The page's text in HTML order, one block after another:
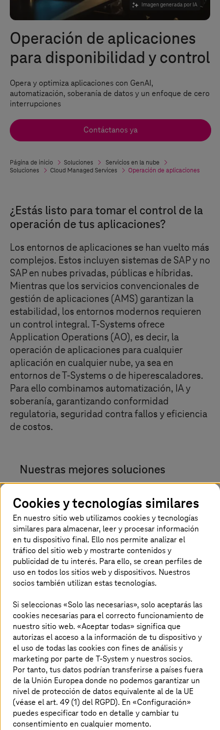
Imagen generada por IA
Operación de aplicaciones
para disponibilidad y control
Opera y optimiza aplicaciones con GenAI,
automatización, soberanía de datos y un enfoque de cero
interrupciones
Contáctanos ya
Página de inicio Soluciones
Servicios en la nube
Soluciones
Cloud Managed Services Operación de aplicaciones
¿Estás listo para tomar el control de la
operación de tus aplicaciones?
Los entornos de aplicaciones se han vuelto más
complejos. Estos incluyen sistemas de SAP y no
SAP en nubes privadas, públicas e híbridas.
Mientras que los servicios convencionales de
gestión de aplicaciones (AMS) garantizan la
estabilidad, los entornos modernos requieren
un control integral.T-Systems ofrece
Application Operations (AO), es decir, la
operación de aplicaciones para cualquier
aplicación en cualquier nube, ya sea en
entornos deT-Systems o de hiperescaladores.
Para ello combinamos automatización, IA y
soberanía, garantizando conformidad
regulatoria, seguridad contra fallos y eficiencia
de costos.
Nuestras mejores soluciones
Soluciones de SAP
Con nuestras soluciones de SAP integrales podrás
dominar la transformación a SAP S/4HANA.
Más información
Nuestras plataformas seguras con soporte 24x7
cubren todos los escenarios gestionados de
Kubernetes en el entorno empresarial.
Más información
Servicios de colaboración
Prepara a los empleados de forma rápida y segura
para el trabajo desde dentro y fuera de casa con un
Cookies y tecnologías similares
En nuestro sitio web utilizamos cookies y tecnologías
similares para almacenar, leer y procesar información
en tu dispositivo final. Ello nos permite analizar el
tráfico del sitio web y mostrarte contenidos y
publicidad de tu interés. Para ello, se crean perfiles de
uso en todos los sitios web y dispositivos. Nuestros
socios también utilizan estas tecnologías.
Si seleccionas «Solo las necesarias», solo aceptarás las
cookies necesarias para el correcto funcionamiento de
nuestro sitio web. «Aceptar todas» significa que
autorizas el acceso a la información de tu dispositivo y
el uso de todas las cookies con fines de análisis y
marketing por parte de T-System y nuestros socios.
Por tanto, tus datos podrían transferirse a países fuera
de la Unión Europea donde no podemos garantizar un
nivel de protección de datos equivalente al de la UE
(véase el art. 49 (1) del RGPD). En «Configuración»
puedes especificar todo en detalle y cambiar tu
consentimiento en cualquier momento.